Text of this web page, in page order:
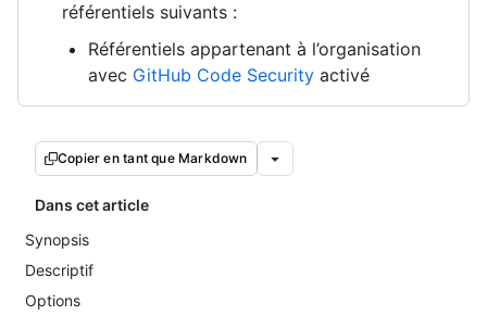
référentiels suivants :
Référentiels appartenant à l’organisation
avec GitHub Code Security activé
Copier en tant que Markdown
Dans cet article
Synopsis
Descriptif
Options